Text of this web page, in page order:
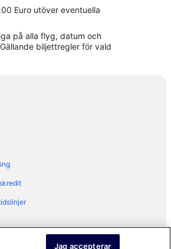
Euro utöver eventuella
på alla flyg, datum och
biljettregler för vald
Jag accepterar